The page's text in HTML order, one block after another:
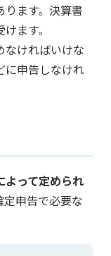
ます。決算書
ます。
なければいけな
に申告しなけれ
よって定められ
申告で必要な